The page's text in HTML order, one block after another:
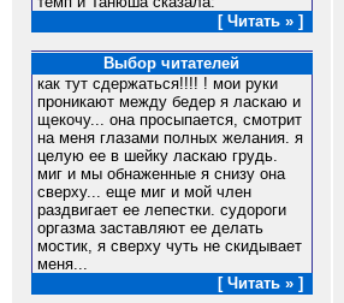
[ Читать » ]
Выбор читателей
как тут сдержаться!!!! ! мои руки
проникают между бедер я ласкаю и
щекочу... она просыпается, смотрит
на меня глазами полных желания. я
целую ее в шейку ласкаю грудь.
миг и мы обнаженные я снизу она
сверху... еще миг и мой член
раздвигает ее лепестки. судороги
оргазма заставляют ее делать
мостик, я сверху чуть не скидывает
меня...
[ Читать » ]